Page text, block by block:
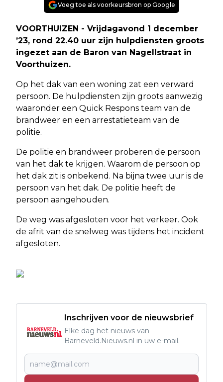
Voeg toe als voorkeursbron op Google
VOORTHUIZEN - Vrijdagavond 1 december
’23, rond 22.40 uur zijn hulpdiensten groots
ingezet aan de Baron van Nagellstraat in
Voorthuizen.
Op het dak van een woning zat een verward
persoon. De hulpdiensten zijn groots aanwezig
waaronder een Quick Respons team van de
brandweer en een arrestatieteam van de
politie.
De politie en brandweer proberen de persoon
van het dak te krijgen. Waarom de persoon op
het dak zit is onbekend. Na bijna twee uur is de
persoon van het dak. De politie heeft de
persoon aangehouden.
De weg was afgesloten voor het verkeer. Ook
de afrit van de snelweg was tijdens het incident
afgesloten.
Inschrijven voor de nieuwsbrief
Elke dag het nieuws van
Barneveld.Nieuws.nl in uw e-mail.